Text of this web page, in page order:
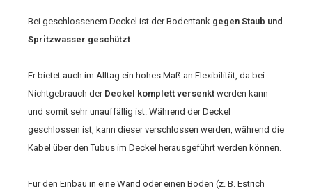
Bei geschlossenem Deckel ist der Bodentank gegen Staub und
Spritzwasser geschützt .
Er bietet auch im Alltag ein hohes Maß an Flexibilität, da bei
Nichtgebrauch der Deckel komplett versenkt werden kann
und somit sehr unauffällig ist. Während der Deckel
geschlossen ist, kann dieser verschlossen werden, während die
Kabel über den Tubus im Deckel herausgeführt werden können.
Für den Einbau in eine Wand oder einen Boden (z. B. Estrich